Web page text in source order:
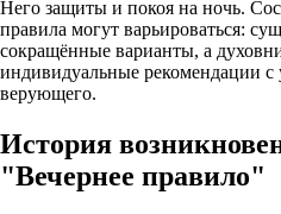
Него защиты и покоя на ночь.
правила могут варьироваться:
сокращённые варианты, а
индивидуальные рекомендации с
верующего.
История
"Вечернее правило"